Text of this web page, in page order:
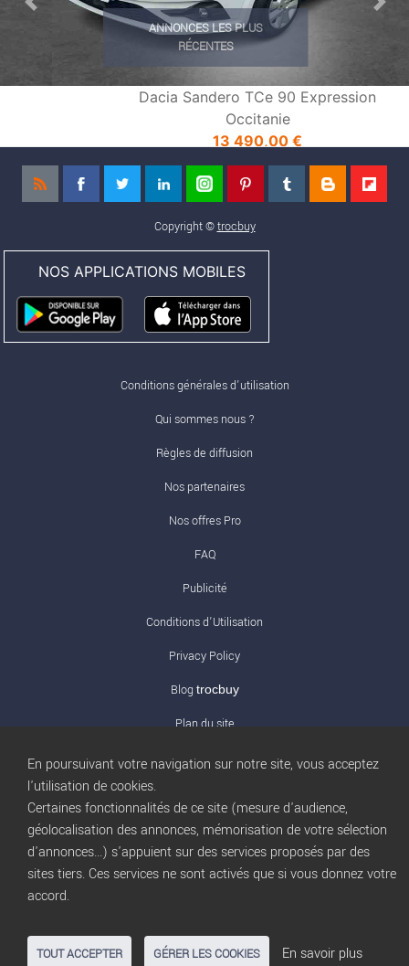
Dacia Sandero TCe 90 Expression
Occitanie
13 490,00 €
ANNONCES LES PLUS
RÉCENTES
Previous
Copyright ©trocbuy
NOS APPLICATIONS MOBILES
Conditions générales d'utilisation
Qui sommes nous ?
Règles de diffusion
Nos partenaires
Nos offres Pro
FAQ
Publicité
Conditions d’Utilisation
Privacy Policy
Blog trocbuy
Plan du site
Gestion des cookies
En poursuivant votre navigation sur notre site, vous acceptez
l'utilisation de cookies.
Certaines fonctionnalités de ce site (mesure d'audience,
géolocalisation des annonces, mémorisation de votre sélection
d'annonces...) s'appuient sur des services proposés par des
sites tiers. Ces services ne sont activés que si vous donnez votre
accord.
TOUT ACCEPTER GÉRER LES COOKIES En savoir plus